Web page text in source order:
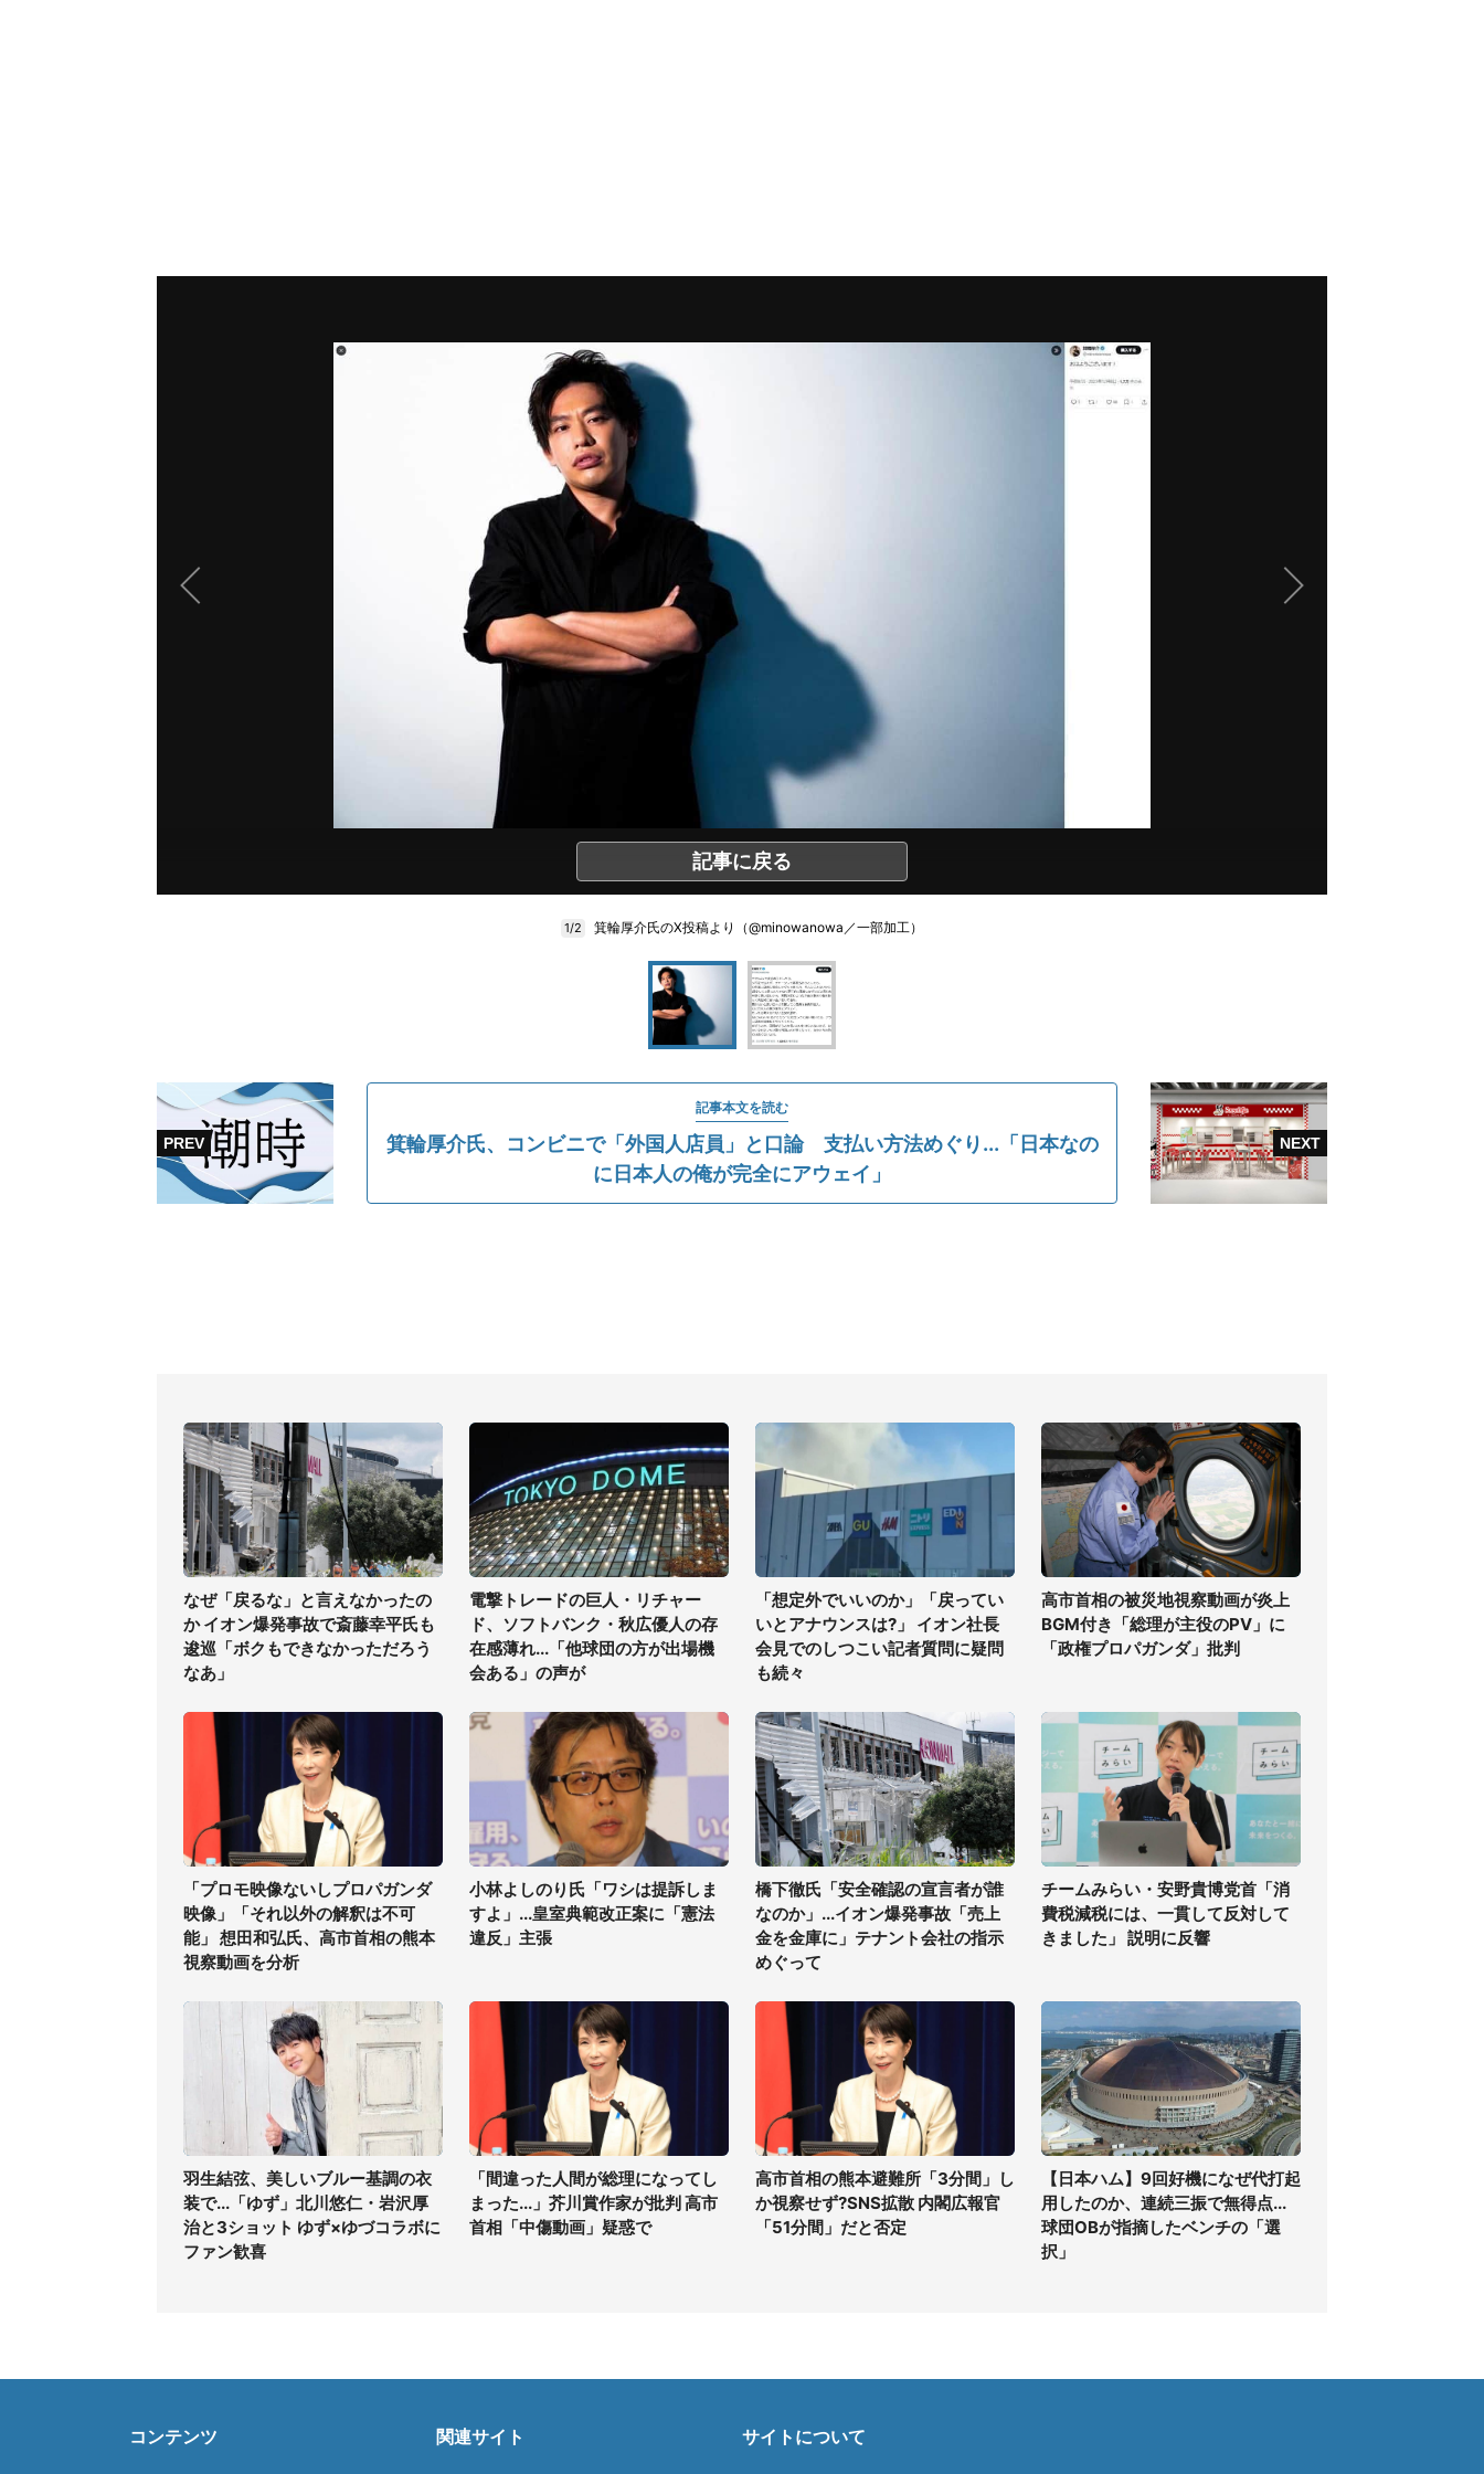
記事に戻る
1/2 箕輪厚介氏のX投稿より（@minowanowa／一部加工）
記事本文を読む
箕輪厚介氏、コンビニで「外国人店員」と口論 支払い方法めぐり...「日本なの
に日本人の俺が完全にアウェイ」
なぜ「戻るな」と言えなかったの
か イオン爆発事故で斎藤幸平氏も
逡巡「ボクもできなかっただろう
なあ」
電撃トレードの巨人・リチャー
ド、ソフトバンク・秋広優人の存
在感薄れ...「他球団の方が出場機
会ある」の声が
「想定外でいいのか」「戻ってい
いとアナウンスは?」 イオン社長
会見でのしつこい記者質問に疑問
も続々
高市首相の被災地視察動画が炎上
BGM付き「総理が主役のPV」に
「政権プロパガンダ」批判
「プロモ映像ないしプロパガンダ
映像」「それ以外の解釈は不可
能」 想田和弘氏、高市首相の熊本
視察動画を分析
小林よしのり氏「ワシは提訴しま
すよ」...皇室典範改正案に「憲法
違反」主張
橋下徹氏「安全確認の宣言者が誰
なのか」...イオン爆発事故「売上
金を金庫に」テナント会社の指示
めぐって
チームみらい・安野貴博党首「消
費税減税には、一貫して反対して
きました」 説明に反響
羽生結弦、美しいブルー基調の衣
装で...「ゆず」北川悠仁・岩沢厚
治と3ショット ゆず×ゆづコラボに
ファン歓喜
「間違った人間が総理になってし
まった...」芥川賞作家が批判 高市
首相「中傷動画」疑惑で
高市首相の熊本避難所「3分間」し
か視察せず?SNS拡散 内閣広報官
「51分間」だと否定
【日本ハム】9回好機になぜ代打起
用したのか、連続三振で無得点...
球団OBが指摘したベンチの「選
択」
コンテンツ 関連サイト サイトについて